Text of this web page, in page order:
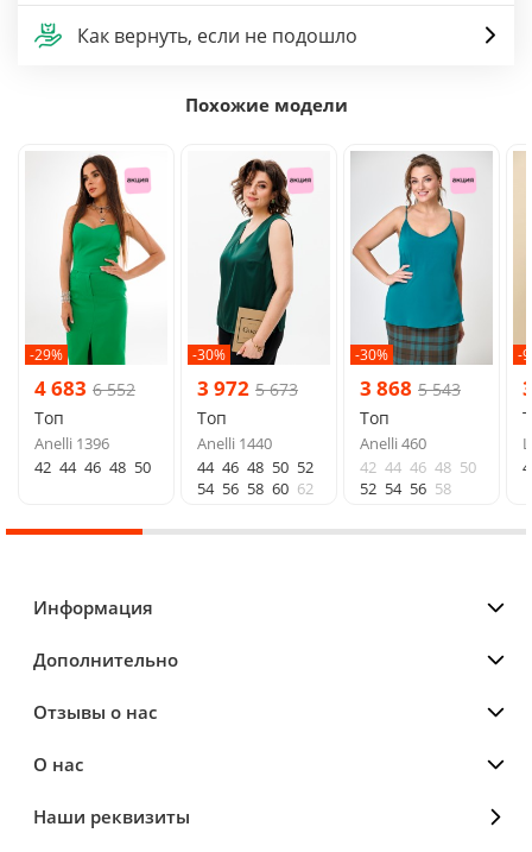
Как вернуть, если не подошло
Похожие модели
-29%
4 683 6 552
Топ
Anelli 1396
42 44 46 48 50
-30%
3 972 5 673
Топ
Anelli 1440
44 46 48 50 52
54 56 58 60 62
-30%
3 868 5 543
Топ
Anelli 460
42 44 46 48 50
52 54 56 58
-
Информация
Дополнительно
Отзывы о нас
О нас
Наши реквизиты